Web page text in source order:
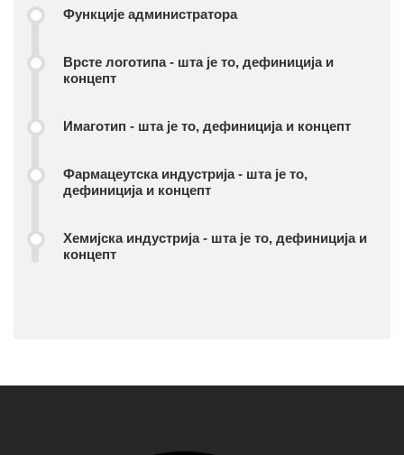
Функције администратора
Врсте логотипа - шта је то, дефиниција и
концепт
Имаготип - шта је то, дефиниција и концепт
Фармацеутска индустрија - шта је то,
дефиниција и концепт
Хемијска индустрија - шта је то, дефиниција и
концепт